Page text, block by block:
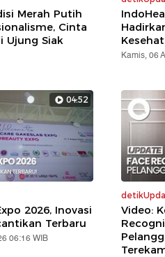
Merah Putih
Cinta
Ujung Siak
Kamis, 06
04:52
2026, Inovasi
Terbaru
06:16 WIB
Video: